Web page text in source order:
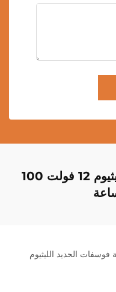
بطارية فوسفات الحديد الليثيوم 12 فولت 100
فوسفات الحديد الليثيوم